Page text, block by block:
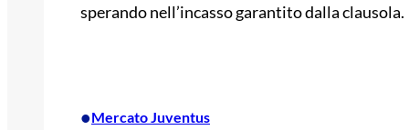
sperando nell’incasso garantito dalla clausola.
•Mercato Juventus